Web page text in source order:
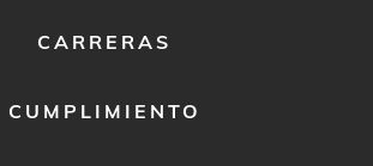
CARRERAS
CUMPLIMIENTO